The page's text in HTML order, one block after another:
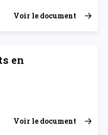
Voir le document
en
Voir le document